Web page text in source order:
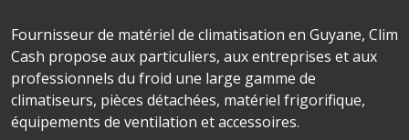
Fournisseur de matériel de climatisation en Guyane, Clim
Cash propose aux particuliers, aux entreprises et aux
professionnels du froid une large gamme de
climatiseurs, pièces détachées, matériel frigorifique,
équipements de ventilation et accessoires.